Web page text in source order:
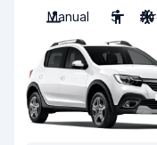
Manual
5